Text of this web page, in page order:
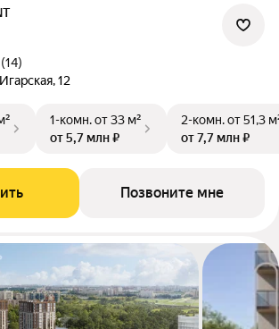
12
1-комн.от 33 м²
от 5,7 млн ₽
2-комн.от 51,3
от 7,7 млн ₽
Позвоните мне